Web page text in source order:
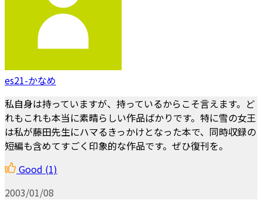
es21-かなめ
私自身は持っていますが、持っているからこそ言えます。ど
れもこれも本当に素晴らしい作品ばかりです。特に雪の女王
は私が藤田先生にハマるきっかけとなった本で、同時収録の
短編も含めてすごく印象的な作品です。ぜひ復刊を。
Good (1)
2003/01/08